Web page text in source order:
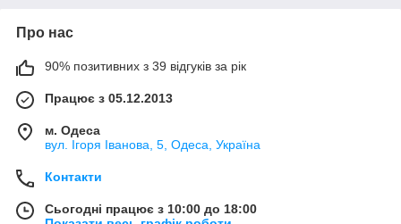
Про нас
90% позитивних з 39 відгуків за рік
Працює з 05.12.2013
м. Одеса
вул. Ігоря Іванова, 5, Одеса, Україна
Контакти
Сьогодні працює з 10:00 до 18:00